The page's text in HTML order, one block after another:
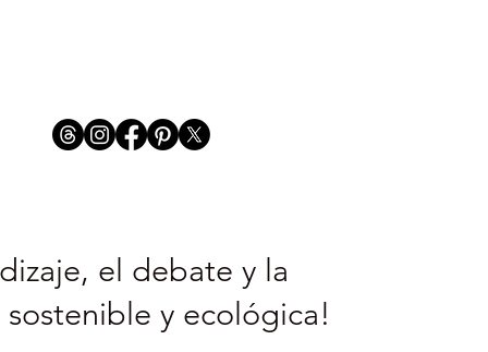
el debate y la
y ecológica!